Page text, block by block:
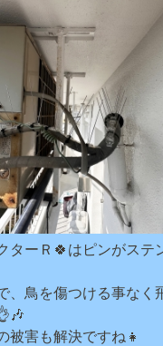
ターＲ🍀はピンがステ
、鳥を傷つける事なく
被害も解決ですね👧